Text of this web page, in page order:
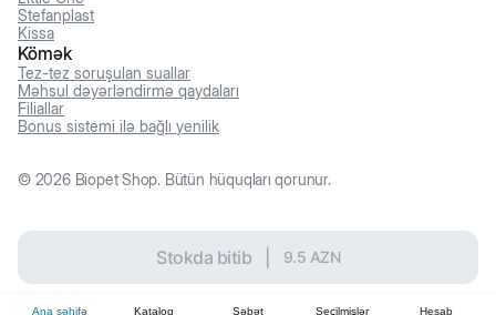
Stokda bitib 9.5 AZN
Stefanplast
Kissa
Kömək
Tez-tez soruşulan suallar
Məhsul dəyərləndirmə qaydaları
Filiallar
Bonus sistemi ilə bağlı yenilik
© 2026Biopet Shop. Bütün hüquqları qorunur.
Ana səhifə Kataloq Səbət Seçilmişlər Hesab